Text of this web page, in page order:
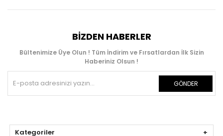
BIZDEN HABERLER
Bültenimize Üye Olun ! Tüm İndirim ve Fırsatlardan İlk Sizin
Haberiniz Olsun !
GÖNDER
Kategoriler